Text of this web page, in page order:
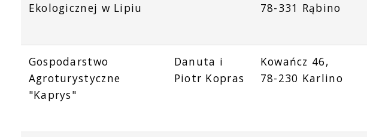
Ekologicznej w Lipiu
78-331 Rąbino
Gospodarstwo
Agroturystyczne
"Kaprys"
Danuta i
Piotr Kopras
Kowańcz 46,
78-230 Karlino